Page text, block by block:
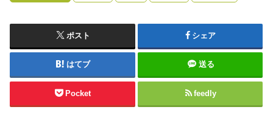
ポスト シェア
はてブ 送る
Pocket feedly